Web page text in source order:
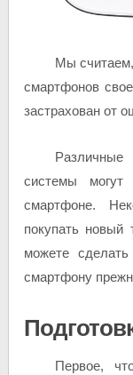
Мы
смартфонов
застрахован от
системы могут
смартфоне.
покупать новый
можете
смартфону
Первое,